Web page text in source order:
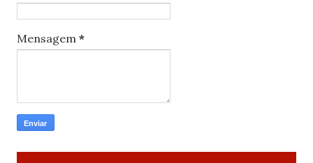
Mensagem *